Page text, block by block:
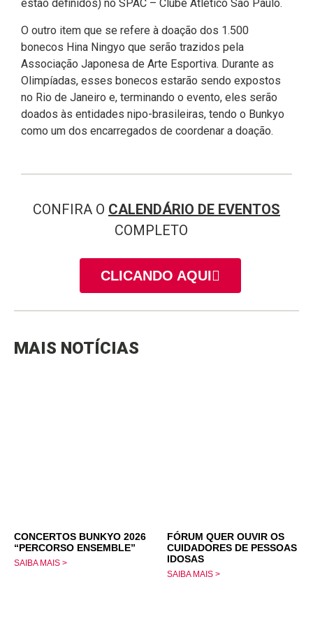
estão definidos) no SPAC – Clube Atlético São Paulo.
O outro item que se refere à doação dos 1.500
bonecos Hina Ningyo que serão trazidos pela
Associação Japonesa de Arte Esportiva. Durante as
Olimpíadas, esses bonecos estarão sendo expostos
no Rio de Janeiro e, terminando o evento, eles serão
doados às entidades nipo-brasileiras, tendo o Bunkyo
como um dos encarregados de coordenar a doação.
CONFIRA O CALENDÁRIO DE EVENTOS
COMPLETO
CLICANDO AQUI
MAIS NOTÍCIAS
CONCERTOS BUNKYO 2026
“PERCORSO ENSEMBLE”
SAIBA MAIS >
FÓRUM QUER OUVIR OS
CUIDADORES DE PESSOAS
IDOSAS
SAIBA MAIS >